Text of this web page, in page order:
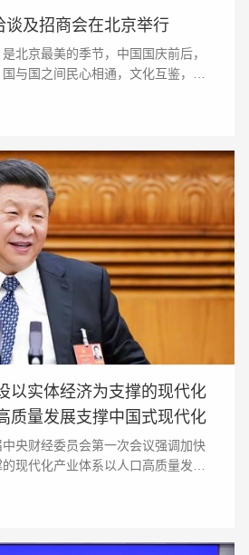
谈及招商会在北京举行
北京最美的季节，中国国庆前后，
与国之间民心相通，文化互鉴，彼
期待世界明天会更好。越南
以实体经济为支撑的现代化
质量发展支撑中国式现代化
央财经委员会第一次会议强调加快
现代化产业体系以人口高质量发展
、国家主席、中央军委主席、